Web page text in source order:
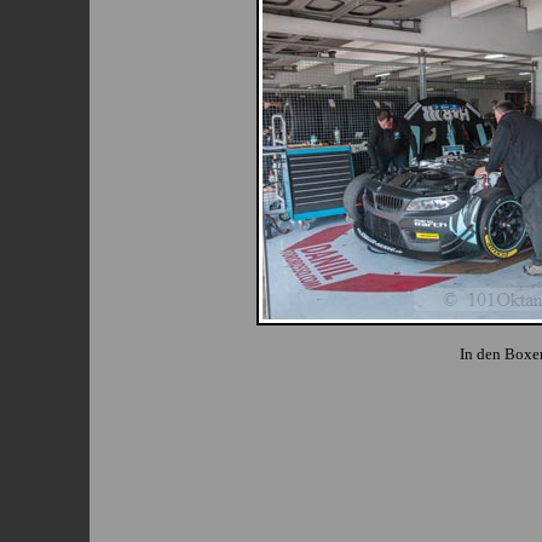
In den